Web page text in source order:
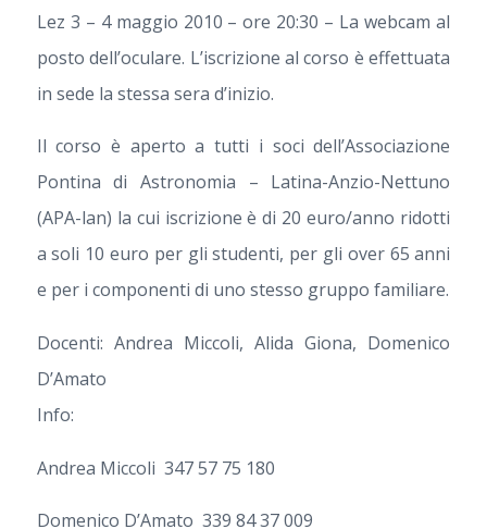
Lez 3 – 4 maggio 2010 – ore 20:30 – La webcam al
posto dell’oculare. L’iscrizione al corso è effettuata
in sede la stessa sera d’inizio.
Il corso è aperto a tutti i soci dell’Associazione
Pontina di Astronomia – Latina-Anzio-Nettuno
(APA-lan) la cui iscrizione è di 20 euro/anno ridotti
a soli 10 euro per gli studenti, per gli over 65 anni
e per i componenti di uno stesso gruppo familiare.
Docenti: Andrea Miccoli, Alida Giona, Domenico
D’Amato
Info:
Andrea Miccoli 347 57 75 180
Domenico D’Amato 339 84 37 009